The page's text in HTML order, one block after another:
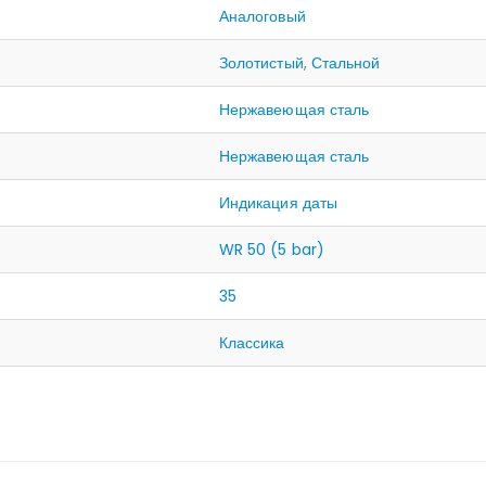
Аналоговый
Золотистый, Стальной
Нержавеющая сталь
Нержавеющая сталь
Индикация даты
WR 50 (5 bar)
35
Классика